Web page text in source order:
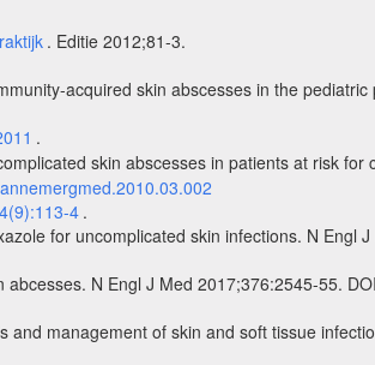
. Editie 2012;81-3.
acquired skin abscesses in the pediatric
.
skin abscesses in patients at risk for
4.
for uncomplicated skin infections. N Engl J
N Engl J Med 2017;376:2545-55.
management of skin and soft tissue